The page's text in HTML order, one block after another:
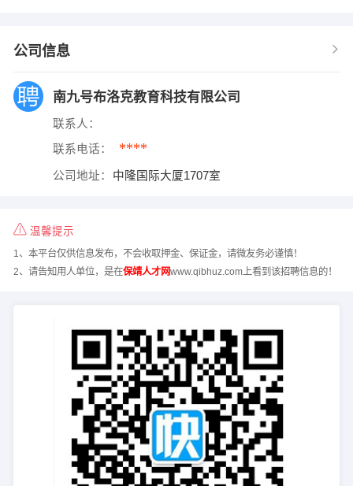
公司信息
南九号布洛克教育科技有限公司
联系人：
联系电话： ****
公司地址： 中隆国际大厦1707室
温馨提示
1、本平台仅供信息发布，不会收取押金、保证金，请微友务必谨慎！
2、请告知用人单位，是在保靖人才网www.qibhuz.com上看到该招聘信息的！